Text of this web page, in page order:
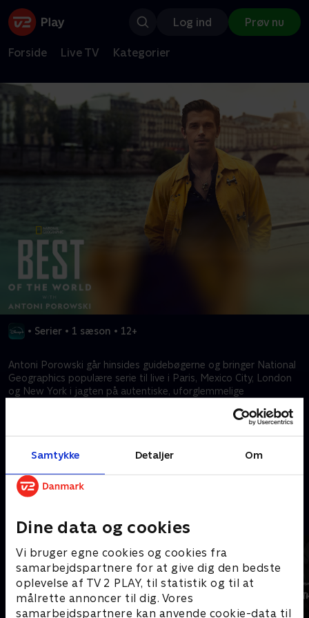
Samtykke Detaljer Om
Dine data og cookies
Vi bruger egne cookies og cookies fra
samarbejdspartnere for at give dig den bedste
oplevelse af TV 2 PLAY, til statistik og til at
målrette annoncer til dig. Vores
samarbejdspartnere kan anvende cookie-data til
Log ind Prøv nu
Forside Live TV Kategorier
• Serier • 1 sæson • 12+
Antoni Porowski går hinsides guidebøgerne og bringer National
Geographics populære serie til live i Paris, Mexico City, London
og New York i jagten på autentiske, uforglemmelige
han, hvor man kan tage hen, bo og spise, mens han giver seerne
Kræver tilkøb
Mere indhold fra Disney+